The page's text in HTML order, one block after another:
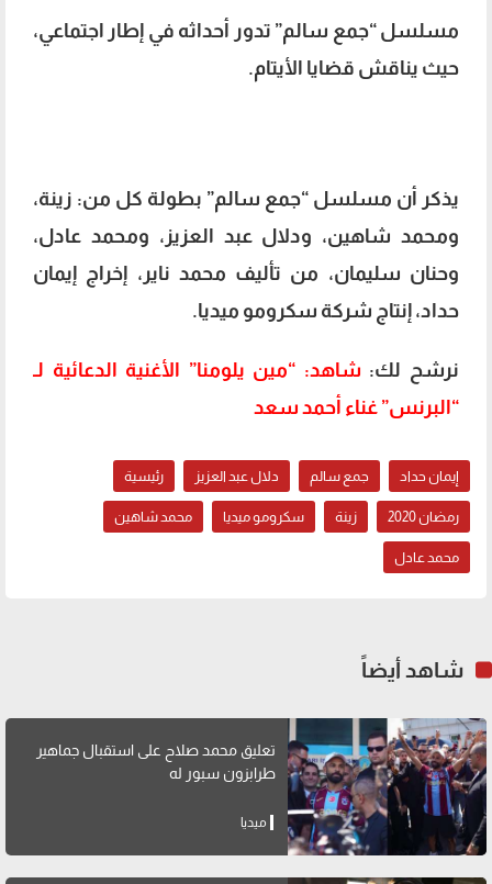
مسلسل “جمع سالم” تدور أحداثه في إطار اجتماعي،
حيث يناقش قضايا الأيتام.
يذكر أن مسلسل “جمع سالم” بطولة كل من: زينة،
ومحمد شاهين، ودلال عبد العزيز، ومحمد عادل،
وحنان سليمان، من تأليف محمد ناير، إخراج إيمان
حداد، إنتاج شركة سكرومو ميديا.
نرشح لك: شاهد: “مين يلومنا” الأغنية الدعائية لـ
“البرنس” غناء أحمد سعد
إيمان حداد جمع سالم دلال عبد العزيز رئيسية
رمضان 2020 زينة سكرومو ميديا محمد شاهين
محمد عادل
شاهد أيضاً
تعليق محمد صلاح على استقبال جماهير
طرابزون سبور له
ميديا